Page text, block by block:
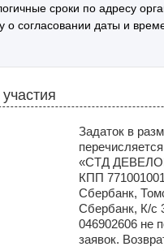
сроки по адресу
согласовании даты и
Задаток в
«СТД
КПП
Сбербанк,
Сбербанк, К/с
046902606 не
заявок.